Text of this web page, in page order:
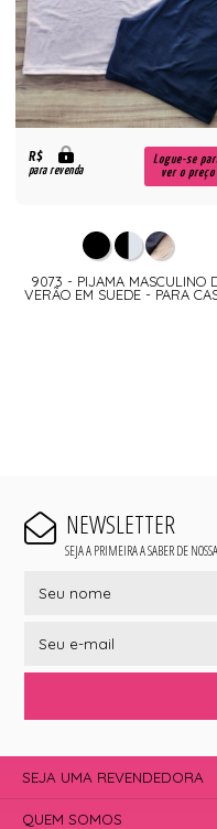
R$
para revenda
Logue-se
ver o preço
9073 - PIJAMA MASCULINO
VERÃO EM SUEDE - PARA
NEWSLETTER
SEJA A PRIMEIRA A SABER DE
SEJA UMA REVENDEDORA
QUEM SOMOS